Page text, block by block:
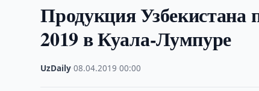
Продукция Узбекистана
2019 в Куала-Лумпуре
UzDaily ·08.04.2019 ·00:00